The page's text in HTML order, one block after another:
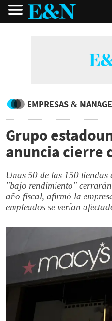
EMPRESAS &
Grupo
anuncia cierre
Unas 50 de las 150 tiendas
"bajo rendimiento"
año fiscal, afirmó la
empleados se verían